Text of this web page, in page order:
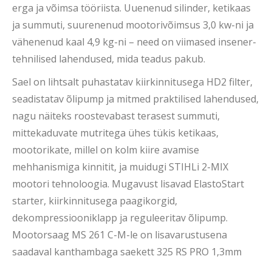
erga ja võimsa tööriista. Uuenenud silinder, ketikaas
ja summuti, suurenenud mootorivõimsus 3,0 kw-ni ja
vähenenud kaal 4,9 kg-ni – need on viimased insener-
tehnilised lahendused, mida teadus pakub.
Sael on lihtsalt puhastatav kiirkinnitusega HD2 filter,
seadistatav õlipump ja mitmed praktilised lahendused,
nagu näiteks roostevabast terasest summuti,
mittekaduvate mutritega ühes tükis ketikaas,
mootorikate, millel on kolm kiire avamise
mehhanismiga kinnitit, ja muidugi STIHLi 2-MIX
mootori tehnoloogia. Mugavust lisavad ElastoStart
starter, kiirkinnitusega paagikorgid,
dekompressiooniklapp ja reguleeritav õlipump.
Mootorsaag MS 261 C-M-le on lisavarustusena
saadaval kanthambaga saekett 325 RS PRO 1,3mm